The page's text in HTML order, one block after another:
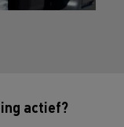
actief?